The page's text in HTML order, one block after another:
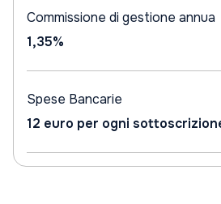
Commissione di gestione annua
1,35%
Spese Bancarie
12 euro per ogni